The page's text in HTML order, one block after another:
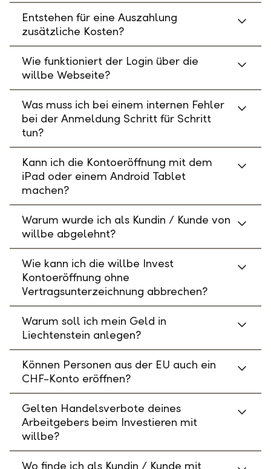
Entstehen für eine Auszahlung
zusätzliche Kosten?
Wie funktioniert der Login über die
willbe Webseite?
Was muss ich bei einem internen Fehler
bei der Anmeldung Schritt für Schritt
tun?
Kann ich die Kontoeröffnung mit dem
iPad oder einem Android Tablet
machen?
Warum wurde ich als Kundin / Kunde von
willbe abgelehnt?
Wie kann ich die willbe Invest
Kontoeröffnung ohne
Vertragsunterzeichnung abbrechen?
Warum soll ich mein Geld in
Liechtenstein anlegen?
Können Personen aus der EU auch ein
CHF-Konto eröffnen?
Gelten Handelsverbote deines
Arbeitgebers beim Investieren mit
willbe?
Wo finde ich als Kundin / Kunde mit